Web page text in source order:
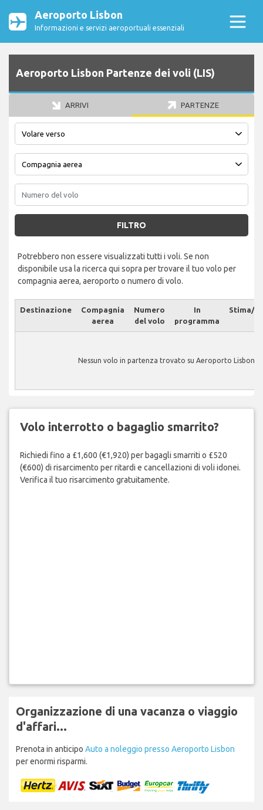
Aeroporto Lisbon
Informazioni e servizi aeroportuali essenziali
Aeroporto Lisbon Partenze dei voli (LIS)
ARRIVI PARTENZE
FILTRO
Potrebbero non essere visualizzati tutti i voli. Se non
disponibile usa la ricerca qui sopra per trovare il tuo volo per
compagnia aerea, aeroporto o numero di volo.
Destinazione
Compagnia
aerea
Numero
del volo
In
programma
Stima/
Nessun volo in partenza trovato su Aeroporto Lisbon.
Volo interrotto o bagaglio smarrito?
Richiedi fino a £1,600 (€1,920) per bagagli smarriti o £520
(€600) di risarcimento per ritardi e cancellazioni di voli idonei.
Verifica il tuo risarcimento gratuitamente.
Organizzazione di una vacanza o viaggio
d'affari...
Prenota in anticipo Auto a noleggio presso Aeroporto Lisbon
per enormi risparmi.